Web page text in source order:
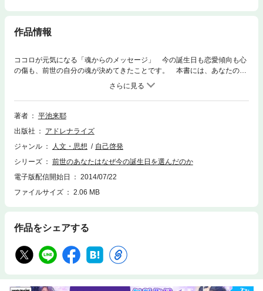
作品情報
ココロが元気になる「魂からのメッセージ」 今の誕生日も恋愛傾向も心
の傷も、前世の自分の魂が決めてきたことです。 本書には、あなたの魂
の過去・現在、未来のすべてを内包したスピリチュアルと、幸せになる法
則が収録されています。カバラ数秘術を元にした「魂の刻印」、悪夢から
読み取る「前世のカルマ」とその解消法、日々の生活で活かせる「願望実
現の法則」など…。 魂の視点からあなた自身を見ることで、今生きてい
ょう。
著者
平池来耶
出版社
アドレナライズ
ジャンル
人文・思想
自己啓発
シリーズ
前世のあなたはなぜ今の誕生日を選んだのか
電子版配信開始日
2014/07/22
ファイルサイズ
2.06 MB
作品をシェアする